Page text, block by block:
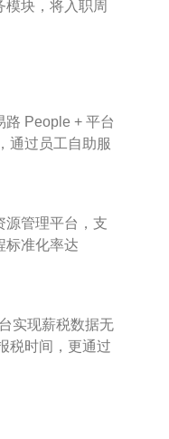
块，将入职周
People + 平台
通过员工自助服
源管理平台，支
标准化率达
实现薪税数据无
税时间，更通过